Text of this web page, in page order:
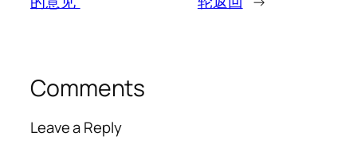
Comments
Leave a Reply